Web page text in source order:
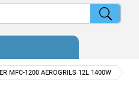
MFC-1200 AEROGRILS 12L 1400W